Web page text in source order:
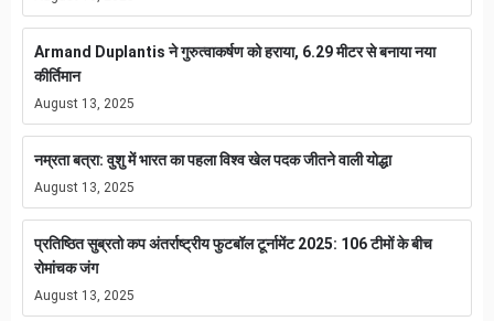
Armand Duplantis ने गुरुत्वाकर्षण को हराया, 6.29 मीटर से बनाया नया
कीर्तिमान
August 13, 2025
नम्रता बत्रा: वुशु में भारत का पहला विश्व खेल पदक जीतने वाली योद्धा
August 13, 2025
प्रतिष्ठित सुब्रतो कप अंतर्राष्ट्रीय फुटबॉल टूर्नामेंट 2025: 106 टीमों के बीच
रोमांचक जंग
August 13, 2025